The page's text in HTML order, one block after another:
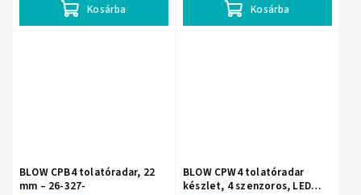
Kosárba Kosárba
BLOW CPB4 tolatóradar, 22
mm – 26-327-
BLOW CPW4 tolatóradar
készlet, 4 szenzoros, LED